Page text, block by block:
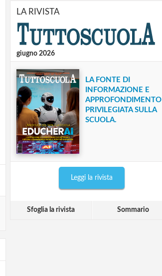
LA RIVISTA
giugno 2026
LA FONTE DI
INFORMAZIONE E
APPROFONDIMENTO
PRIVILEGIATA SULLA
SCUOLA.
Leggi la rivista
Sfoglia la rivista Sommario